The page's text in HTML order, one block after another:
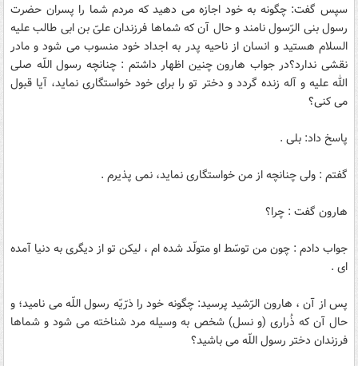
سپس گفت: چگونه به خود اجازه مى دهید كه مردم شما را پسران حضرت
رسول بنى الرّسول نامند و حال آن كه شماها فرزندان علىّ بن ابى طالب علیه
السلام هستید و انسان از ناحیه پدر به اجداد خود منسوب مى شود و مادر
نقشى ندارد؟در جواب هارون چنین اظهار داشتم : چنانچه رسول اللّه صلى
الله علیه و آله زنده گردد و دختر تو را براى خود خواستگارى نماید، آیا قبول
مى كنى؟
پاسخ داد: بلى .
گفتم : ولى چنانچه از من خواستگارى نماید، نمى پذیرم .
هارون گفت : چرا؟
جواب دادم : چون من توسّط او متولّد شده ام ، لیكن تو از دیگرى به دنیا آمده
اى .
پس از آن ، هارون الرّشید پرسید: چگونه خود را ذرّیّه رسول اللّه مى نامید؛ و
حال آن كه ذُرارى (و نسل) شخص به وسیله مرد شناخته مى شود و شماها
فرزندان دختر رسول اللّه مى باشید؟